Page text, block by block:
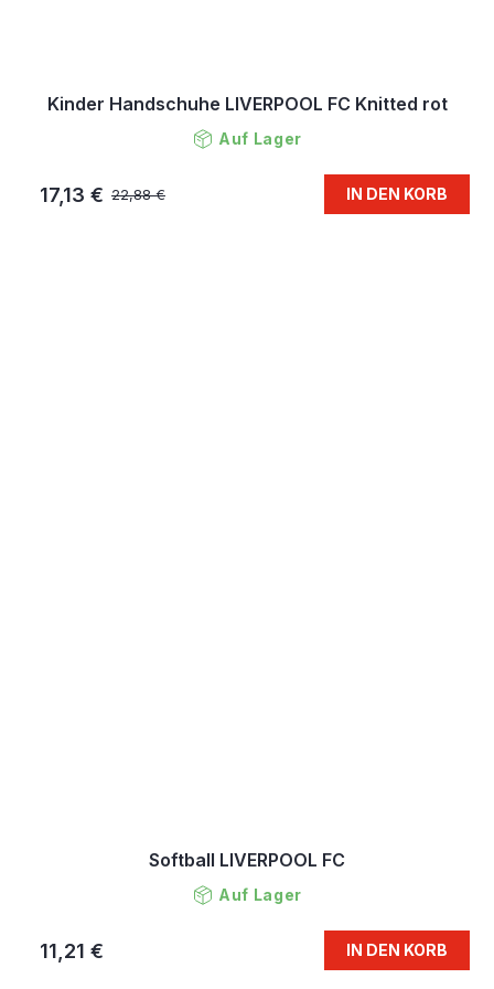
Kinder Handschuhe LIVERPOOL FC Knitted rot
Auf Lager
22,88 €
17,13 € IN DEN KORB
Softball LIVERPOOL FC
Auf Lager
11,21 € IN DEN KORB